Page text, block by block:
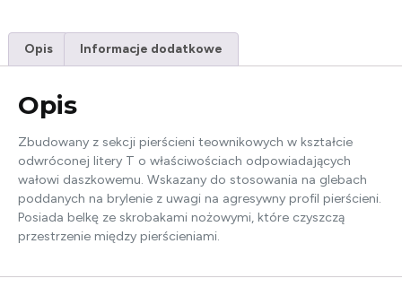
Opis Informacje dodatkowe
Opis
Zbudowany z sekcji pierścieni teownikowych w kształcie
odwróconej litery T o właściwościach odpowiadających
wałowi daszkowemu. Wskazany do stosowania na glebach
poddanych na brylenie z uwagi na agresywny profil pierścieni.
Posiada belkę ze skrobakami nożowymi, które czyszczą
przestrzenie między pierścieniami.